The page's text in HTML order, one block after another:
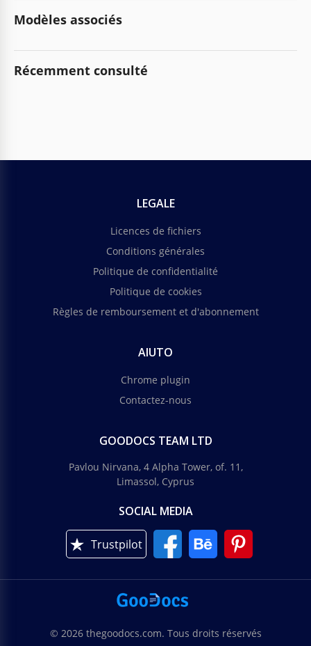
Modèles associés
Récemment consulté
LEGALE
Licences de fichiers
Conditions générales
Politique de confidentialité
Politique de cookies
Règles de remboursement et d'abonnement
AIUTO
Chrome plugin
Contactez-nous
GOODOCS TEAM LTD
Pavlou Nirvana, 4 Alpha Tower, of. 11,
Limassol, Cyprus
SOCIAL MEDIA
Trustpilot
© 2026 thegoodocs.com. Tous droits réservés